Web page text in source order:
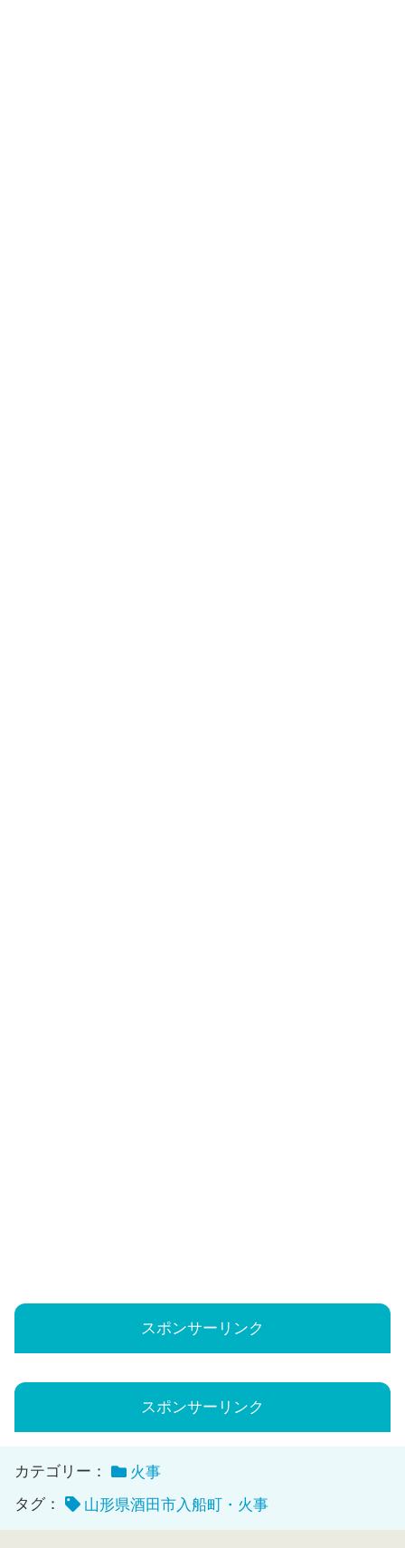
スポンサーリンク
スポンサーリンク
カテゴリー：
火事
タグ：
山形県酒田市入船町・火事